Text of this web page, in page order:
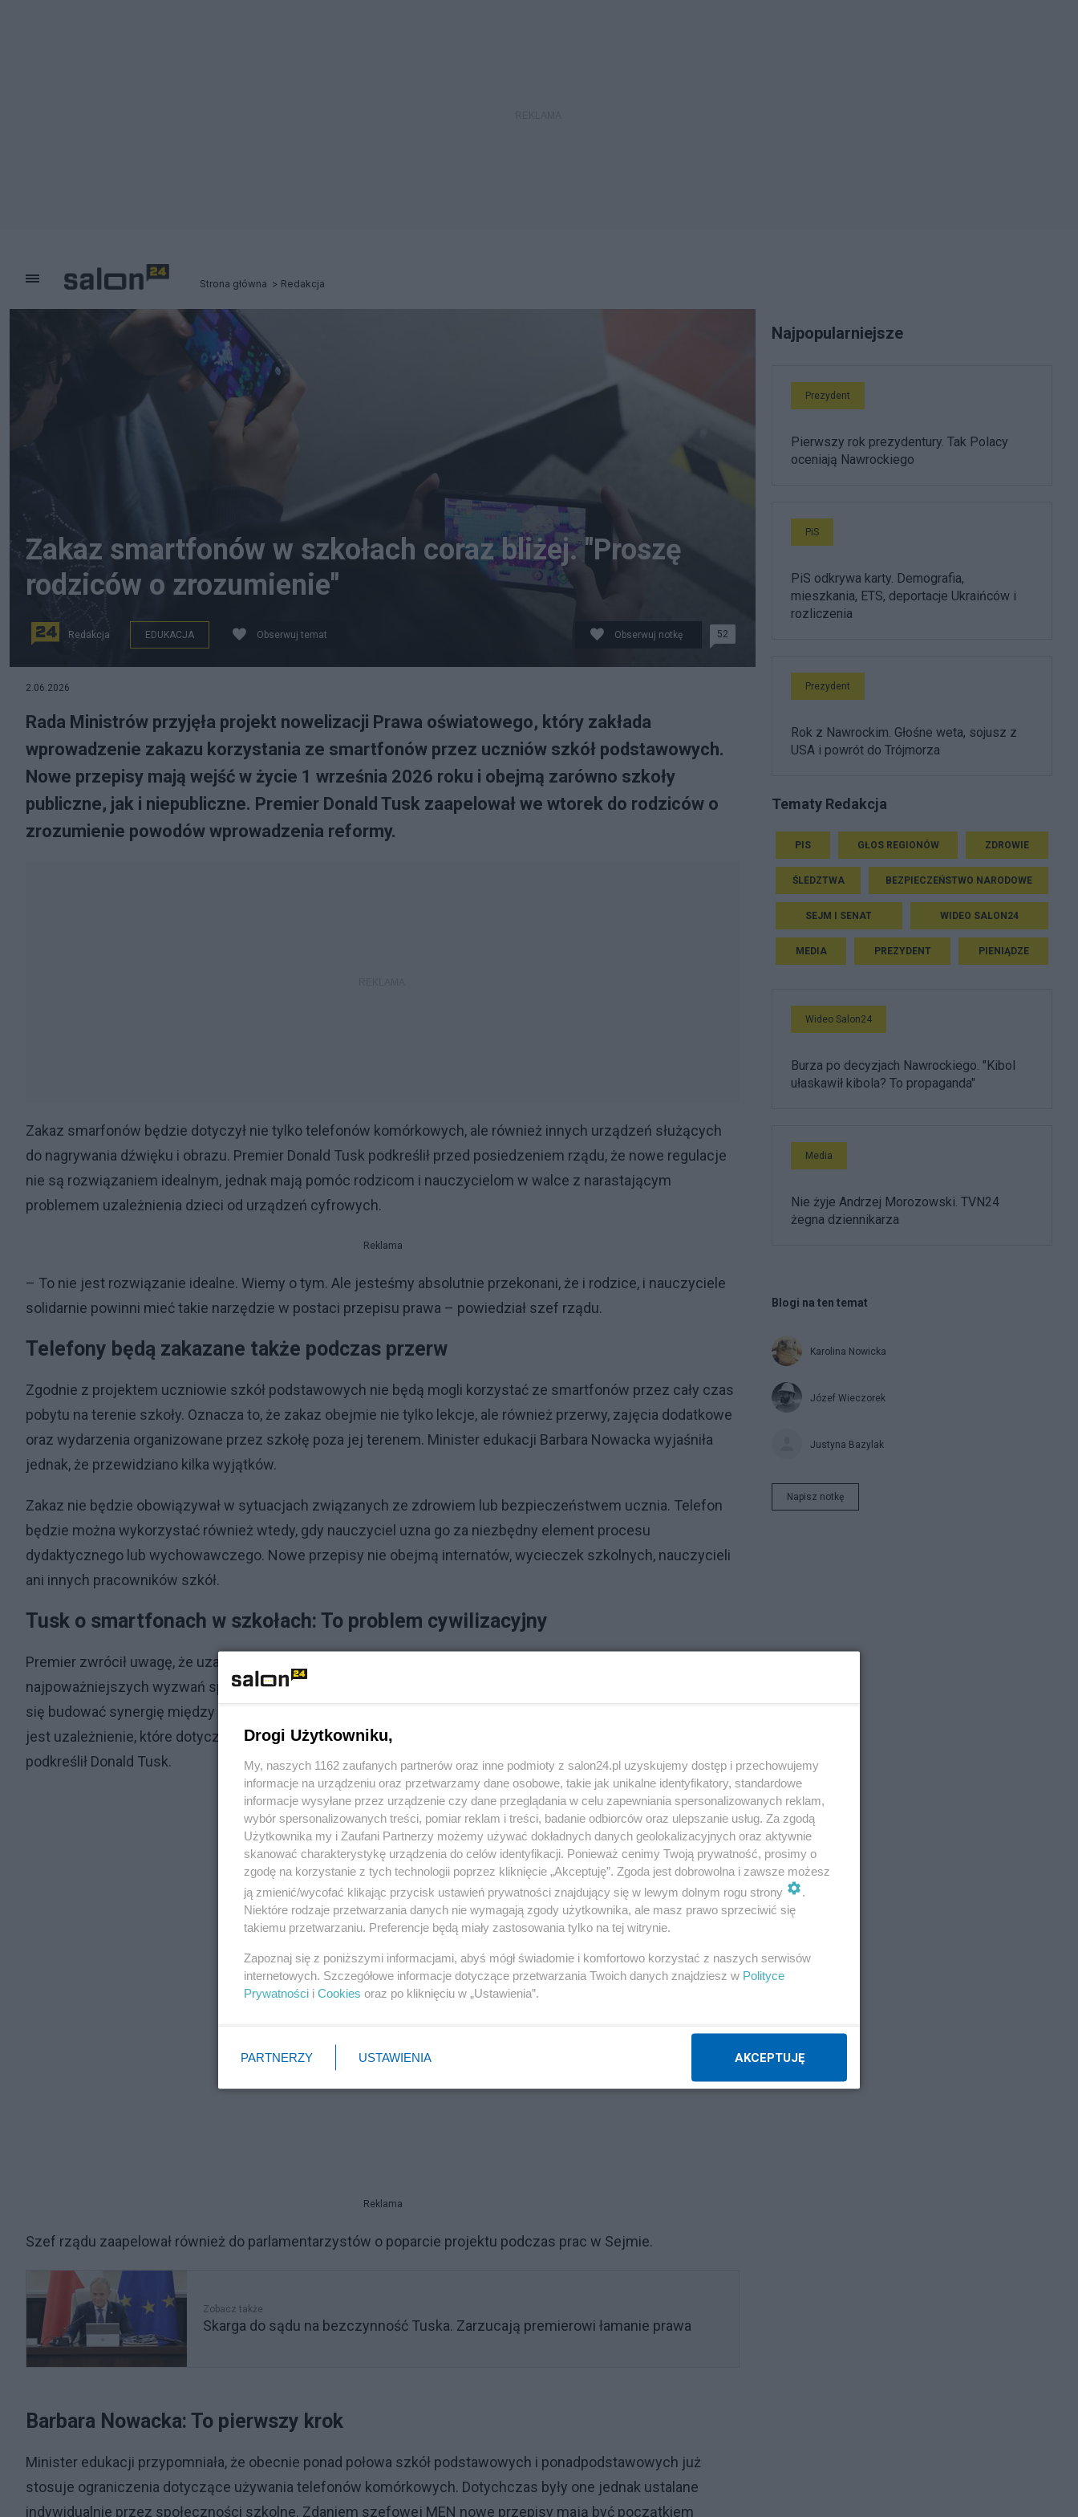
Strona główna Redakcja
Zakaz smartfonów w szkołach coraz bliżej. "Proszę
rodziców o zrozumienie"
Redakcja EDUKACJA Obserwuj temat Obserwuj notkę 52
2.06.2026
Rada Ministrów przyjęła projekt nowelizacji Prawa oświatowego, który zakłada
wprowadzenie zakazu korzystania ze smartfonów przez uczniów szkół podstawowych.
Nowe przepisy mają wejść w życie 1 września 2026 roku i obejmą zarówno szkoły
publiczne, jak i niepubliczne. Premier Donald Tusk zaapelował we wtorek do rodziców o
zrozumienie powodów wprowadzenia reformy.
Zakaz smarfonów będzie dotyczył nie tylko telefonów komórkowych, ale również innych urządzeń służących
do nagrywania dźwięku i obrazu. Premier Donald Tusk podkreślił przed posiedzeniem rządu, że nowe regulacje
nie są rozwiązaniem idealnym, jednak mają pomóc rodzicom i nauczycielom w walce z narastającym
problemem uzależnienia dzieci od urządzeń cyfrowych.
Reklama
– To nie jest rozwiązanie idealne. Wiemy o tym. Ale jesteśmy absolutnie przekonani, że i rodzice, i nauczyciele
solidarnie powinni mieć takie narzędzie w postaci przepisu prawa – powiedział szef rządu.
Telefony będą zakazane także podczas przerw
Zgodnie z projektem uczniowie szkół podstawowych nie będą mogli korzystać ze smartfonów przez cały czas
pobytu na terenie szkoły. Oznacza to, że zakaz obejmie nie tylko lekcje, ale również przerwy, zajęcia dodatkowe
oraz wydarzenia organizowane przez szkołę poza jej terenem. Minister edukacji Barbara Nowacka wyjaśniła
jednak, że przewidziano kilka wyjątków.
Zakaz nie będzie obowiązywał w sytuacjach związanych ze zdrowiem lub bezpieczeństwem ucznia. Telefon
będzie można wykorzystać również wtedy, gdy nauczyciel uzna go za niezbędny element procesu
dydaktycznego lub wychowawczego. Nowe przepisy nie obejmą internatów, wycieczek szkolnych, nauczycieli
ani innych pracowników szkół.
Tusk o smartfonach w szkołach: To problem cywilizacyjny
Premier zwrócił uwagę, że uzależnienie od smartfonów, internetu i gier komputerowych stało się jednym z
najpoważniejszych wyzwań społecznych dotyczących dzieci i młodzieży. – Będziemy musieli cały czas starać
się budować synergię między rodzicami, nauczycielami i uczniami. Mamy poważny cywilizacyjny problem. To
jest uzależnienie, które dotyczy prawie wszystkich, ale szczególnie szkodliwe jest dla najmłodszych –
podkreślił Donald Tusk.
Reklama
Szef rządu zaapelował również do parlamentarzystów o poparcie projektu podczas prac w Sejmie.
Zobacz także
Skarga do sądu na bezczynność Tuska. Zarzucają premierowi łamanie prawa
Barbara Nowacka: To pierwszy krok
Minister edukacji przypomniała, że obecnie ponad połowa szkół podstawowych i ponadpodstawowych już
stosuje ograniczenia dotyczące używania telefonów komórkowych. Dotychczas były one jednak ustalane
indywidualnie przez społeczności szkolne. Zdaniem szefowej MEN nowe przepisy mają być początkiem
Najpopularniejsze
Prezydent
Pierwszy rok prezydentury. Tak Polacy
oceniają Nawrockiego
PiS
PiS odkrywa karty. Demografia,
mieszkania, ETS, deportacje Ukraińców i
rozliczenia
Prezydent
Rok z Nawrockim. Głośne weta, sojusz z
USA i powrót do Trójmorza
Tematy Redakcja
PIS GŁOS REGIONÓW ZDROWIE
ŚLEDZTWA BEZPIECZEŃSTWO NARODOWE
SEJM I SENAT WIDEO SALON24
MEDIA PREZYDENT PIENIĄDZE
Wideo Salon24
Burza po decyzjach Nawrockiego. "Kibol
ułaskawił kibola? To propaganda"
Media
Nie żyje Andrzej Morozowski. TVN24
żegna dziennikarza
Blogi na ten temat
Karolina Nowicka
Józef Wieczorek
Justyna Bazylak
Napisz notkę
Drogi Użytkowniku,
My, naszych 1162 zaufanych partnerów oraz inne podmioty z salon24.pl uzyskujemy dostęp i przechowujemy
informacje na urządzeniu oraz przetwarzamy dane osobowe, takie jak unikalne identyfikatory, standardowe
informacje wysyłane przez urządzenie czy dane przeglądania w celu zapewniania spersonalizowanych reklam,
wybór spersonalizowanych treści, pomiar reklam i treści, badanie odbiorców oraz ulepszanie usług. Za zgodą
Użytkownika my i Zaufani Partnerzy możemy używać dokładnych danych geolokalizacyjnych oraz aktywnie
skanować charakterystykę urządzenia do celów identyfikacji. Ponieważ cenimy Twoją prywatność, prosimy o
zgodę na korzystanie z tych technologii poprzez kliknięcie „Akceptuję”. Zgoda jest dobrowolna i zawsze możesz
ją zmienić/wycofać klikając przycisk ustawień prywatności znajdujący się w lewym dolnym rogu strony
.
Niektóre rodzaje przetwarzania danych nie wymagają zgody użytkownika, ale masz prawo sprzeciwić się
takiemu przetwarzaniu. Preferencje będą miały zastosowania tylko na tej witrynie.
Zapoznaj się z poniższymi informacjami, abyś mógł świadomie i komfortowo korzystać z naszych serwisów
internetowych. Szczegółowe informacje dotyczące przetwarzania Twoich danych znajdziesz w Polityce
Prywatności i Cookies oraz po kliknięciu w „Ustawienia”.
PARTNERZY USTAWIENIA AKCEPTUJĘ